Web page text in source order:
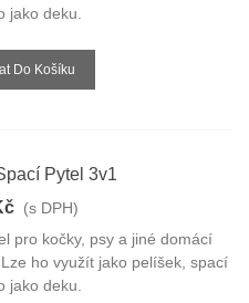
jako deku.
Do Košíku
Pytel 3v1
(s DPH)
pro kočky, psy a jiné domácí
ho využít jako pelíšek, spací
jako deku.